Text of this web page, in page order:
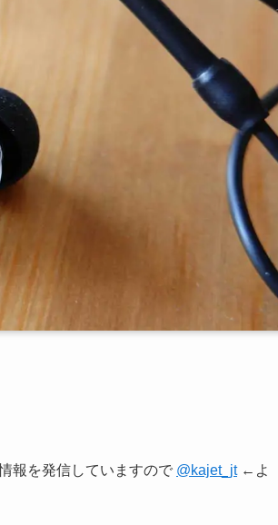
報を発信していますので @kajet_jt←よ